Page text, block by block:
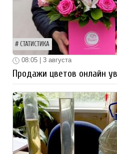
СТАТИСТИКА
08:05 | 3 августа
Продажи цветов онлайн